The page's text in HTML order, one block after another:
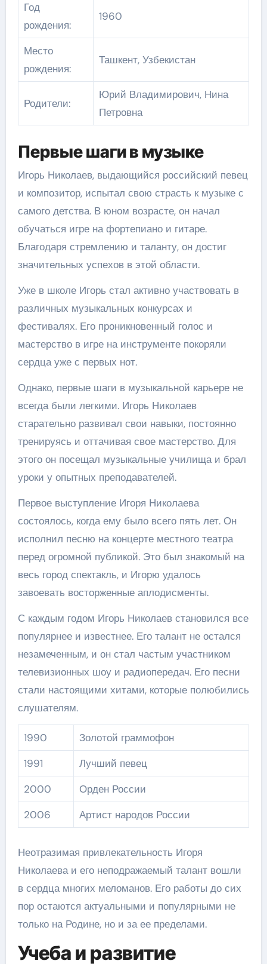
Год
рождения:
1960
Место
рождения:
Ташкент, Узбекистан
Родители:
Юрий Владимирович, Нина
Петровна
Первые шаги в музыке
Игорь Николаев, выдающийся российский певец
и композитор, испытал свою страсть к музыке с
самого детства. В юном возрасте, он начал
обучаться игре на фортепиано и гитаре.
Благодаря стремлению и таланту, он достиг
значительных успехов в этой области.
Уже в школе Игорь стал активно участвовать в
различных музыкальных конкурсах и
фестивалях. Его проникновенный голос и
мастерство в игре на инструменте покоряли
сердца уже с первых нот.
Однако, первые шаги в музыкальной карьере не
всегда были легкими. Игорь Николаев
старательно развивал свои навыки, постоянно
тренируясь и оттачивая свое мастерство. Для
этого он посещал музыкальные училища и брал
уроки у опытных преподавателей.
Первое выступление Игоря Николаева
состоялось, когда ему было всего пять лет. Он
исполнил песню на концерте местного театра
перед огромной публикой. Это был знакомый на
весь город спектакль, и Игорю удалось
завоевать восторженные аплодисменты.
С каждым годом Игорь Николаев становился все
популярнее и известнее. Его талант не остался
незамеченным, и он стал частым участником
телевизионных шоу и радиопередач. Его песни
стали настоящими хитами, которые полюбились
слушателям.
1990
Золотой граммофон
1991
Лучший певец
2000
Орден России
2006
Артист народов России
Неотразимая привлекательность Игоря
Николаева и его неподражаемый талант вошли
в сердца многих меломанов. Его работы до сих
пор остаются актуальными и популярными не
только на Родине, но и за ее пределами.
Учеба и развитие